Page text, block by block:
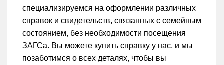
специализируемся на оформлении различных
справок и свидетельств, связанных с семейным
состоянием, без необходимости посещения
ЗАГСа. Вы можете купить справку у нас, и мы
позаботимся о всех деталях, чтобы вы